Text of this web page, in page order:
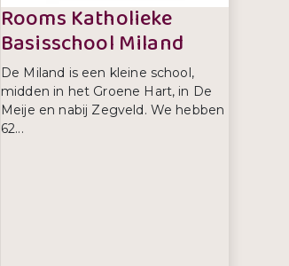
Rooms Katholieke
Basisschool Miland
De Miland is een kleine school,
midden in het Groene Hart, in De
Meije en nabij Zegveld. We hebben
62...